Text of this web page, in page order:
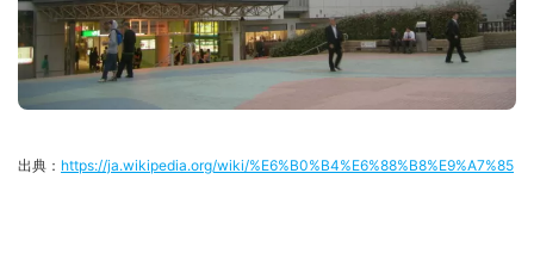
出典： https://ja.wikipedia.org/wiki/%E6%B0%B4%E6%88%B8%E9%A7%85